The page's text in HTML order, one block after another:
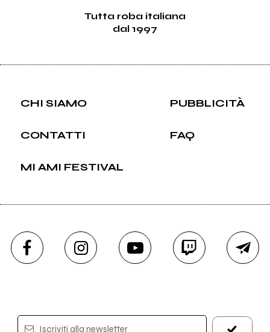
Tutta roba italiana
dal 1997
CHI SIAMO PUBBLICITÀ
CONTATTI FAQ
MI AMI FESTIVAL
Iscriviti alla newsletter